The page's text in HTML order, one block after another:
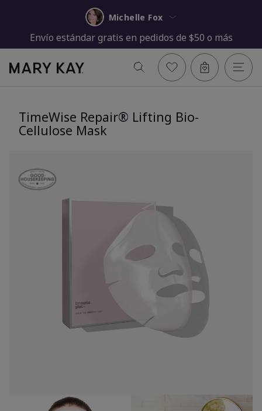
Michelle Fox
Envío estándar gratis en pedidos de $50 o más
TimeWise Repair® Lifting Bio-
Cellulose Mask